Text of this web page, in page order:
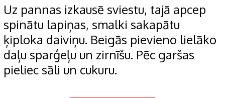
Uz pannas izkausē sviestu, tajā apcep
spinātu lapiņas, smalki sakapātu
ķiploka daiviņu. Beigās pievieno lielāko
daļu sparģeļu un zirnīšu. Pēc garšas
pieliec sāli un cukuru.